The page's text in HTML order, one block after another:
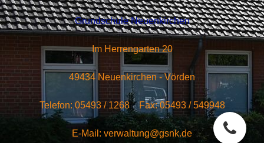
Grundschule Neuenkirchen
Im Herrengarten 20
49434 Neuenkirchen - Vörden
Telefon: 05493 / 1268 Fax: 05493 / 549948
E-Mail: verwaltung@gsnk.de